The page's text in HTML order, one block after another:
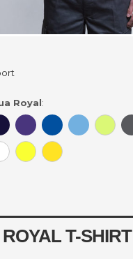
Royal:
T-SHIRT